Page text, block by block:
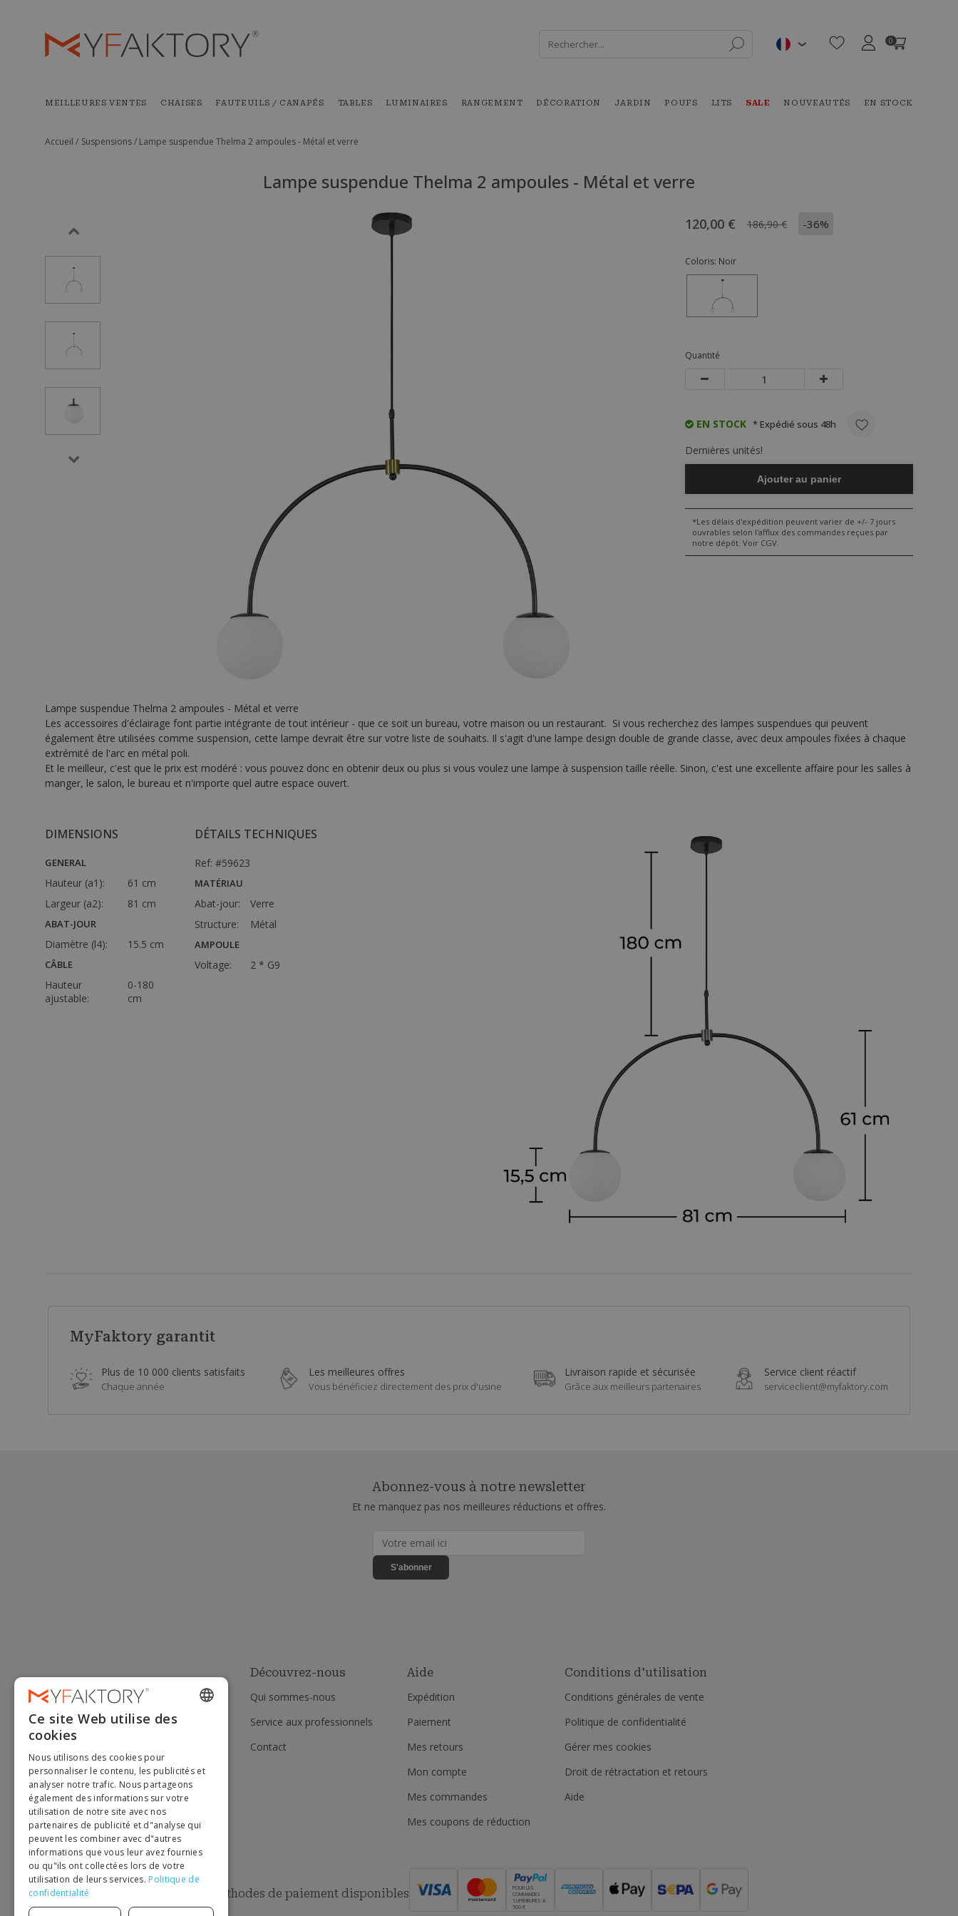
0
MEILLEURES VENTES CHAISES FAUTEUILS / CANAPÉS TABLES LUMINAIRES RANGEMENT DÉCORATION JARDIN POUFS LITS SALE NOUVEAUTÉS EN STOCK
Accueil / Suspensions / Lampe suspendue Thelma 2 ampoules - Métal et verre
Lampe suspendue Thelma 2 ampoules - Métal et verre
120,00 € 186,90 € -36%
Coloris: Noir
Quantité
EN STOCK * Expédié sous 48h
Dernières unités!
Ajouter au panier
*Les délais d'expédition peuvent varier de +/- 7 jours
ouvrables selon l'afflux des commandes reçues par
notre dépôt. Voir CGV.
Lampe suspendue Thelma 2 ampoules - Métal et verre
Les accessoires d'éclairage font partie intégrante de tout intérieur - que ce soit un bureau, votre maison ou un restaurant. Si vous recherchez des lampes suspendues qui peuvent
également être utilisées comme suspension, cette lampe devrait être sur votre liste de souhaits. Il s'agit d'une lampe design double de grande classe, avec deux ampoules fixées à chaque
extrémité de l'arc en métal poli.
Et le meilleur, c'est que le prix est modéré : vous pouvez donc en obtenir deux ou plus si vous voulez une lampe à suspension taille réelle. Sinon, c'est une excellente affaire pour les salles à
manger, le salon, le bureau et n'importe quel autre espace ouvert.
DIMENSIONS
GENERAL
Hauteur (a1):
61 cm
Largeur (a2):
81 cm
ABAT-JOUR
Diamètre (l4): 15.5 cm
CÂBLE
Hauteur
ajustable:
0-180
cm
DÉTAILS TECHNIQUES
Ref: #59623
MATÉRIAU
Abat-jour:
Verre
Structure:
Métal
AMPOULE
Voltage: 2 * G9
MyFaktory garantit
Plus de 10 000 clients satisfaits
Chaque année
Les meilleures offres
Vous bénéficiez directement des prix d'usine
Livraison rapide et sécurisée
Grâce aux meilleurs partenaires
Service client réactif
serviceclient@myfaktory.com
Abonnez-vous à notre newsletter
Et ne manquez pas nos meilleures réductions et offres.
S'abonner
Découvrez-nous
Qui sommes-nous
Service aux professionnels
Contact
Aide
Expédition
Paiement
Mes retours
Mon compte
Mes commandes
Mes coupons de réduction
Conditions d'utilisation
Conditions générales de vente
Politique de confidentialité
Gérer mes cookies
Droit de rétractation et retours
Aide
Méthodes de paiement disponibles
POUR LES
COMMANDES
SUPÉRIEURES À
500 €
ENGLISH
DUTCH
GERMAN
PORTUGUESE
SPANISH
Ce site Web utilise des
cookies
Nous utilisons des cookies pour
personnaliser le contenu, les publicités et
analyser notre trafic. Nous partageons
également des informations sur votre
utilisation de notre site avec nos
partenaires de publicité et d"analyse qui
peuvent les combiner avec d"autres
informations que vous leur avez fournies
ou qu"ils ont collectées lors de votre
utilisation de leurs services. Politique de
confidentialité